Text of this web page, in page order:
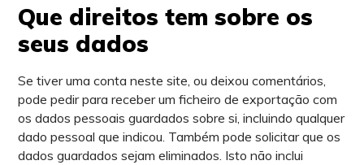
Que direitos tem sobre os
seus dados
Se tiver uma conta neste site, ou deixou comentários,
pode pedir para receber um ficheiro de exportação com
os dados pessoais guardados sobre si, incluindo qualquer
dado pessoal que indicou. Também pode solicitar que os
dados guardados sejam eliminados. Isto não inclui